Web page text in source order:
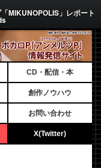
MIKUNOPOLIS」レポート
CD・配信・本
創作ノウハウ
お問い合わせ
X(Twitter)